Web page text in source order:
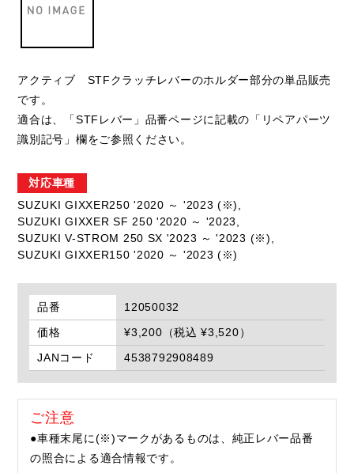
アクティブ STFクラッチレバーのホルダー部分の単品販売
です。
適合は、「STFレバー」品番ページに記載の「リペアパーツ
識別記号」欄をご参照ください。
対応車種
SUZUKI GIXXER250 '2020 ～ '2023 (※),
SUZUKI GIXXER SF 250 '2020 ～ '2023,
SUZUKI V-STROM 250 SX '2023 ～ '2023 (※),
SUZUKI GIXXER150 '2020 ～ '2023 (※)
品番
12050032
価格
¥3,200（税込 ¥3,520）
JANコード
4538792908489
ご注意
●車種末尾に(※)マークがあるものは、純正レバー品番
の照合による適合情報です。